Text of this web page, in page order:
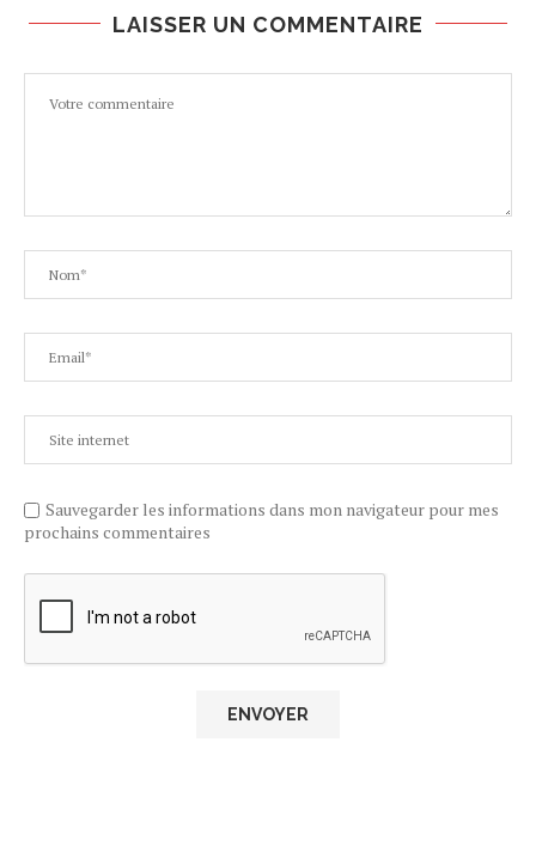
LAISSER UN COMMENTAIRE
Sauvegarder les informations dans mon navigateur pour mes
prochains commentaires